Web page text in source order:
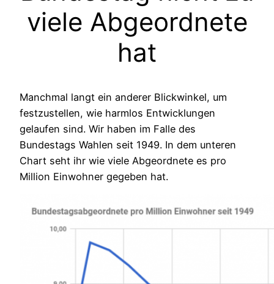
viele Abgeordnete
hat
Manchmal langt ein anderer Blickwinkel, um
festzustellen, wie harmlos Entwicklungen
gelaufen sind. Wir haben im Falle des
Bundestags Wahlen seit 1949. In dem unteren
Chart seht ihr wie viele Abgeordnete es pro
Million Einwohner gegeben hat.